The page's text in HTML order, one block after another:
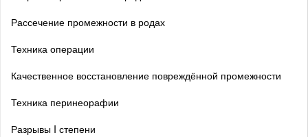
Рассечение промежности в родах
Техника операции
Качественное восстановление повреждённой промежности
Техника перинеорафии
Разрывы I степени